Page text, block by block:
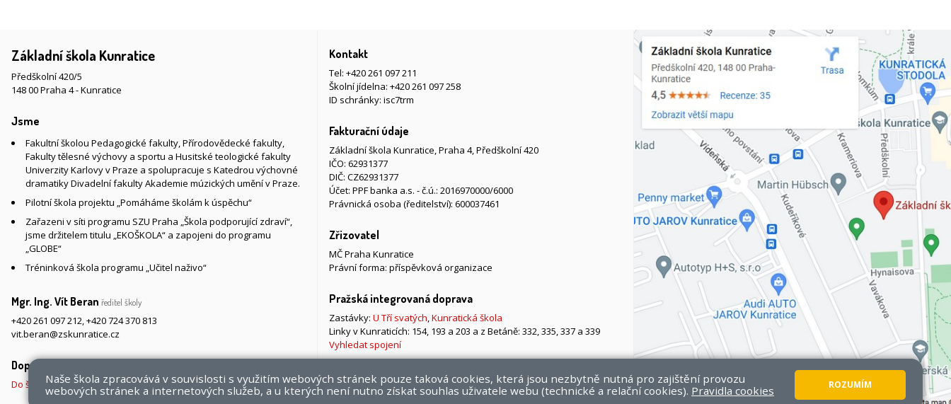
Základní škola Kunratice
Předškolní 420/5
148 00 Praha 4 - Kunratice
Jsme
Fakultní školou Pedagogické fakulty, Přírodovědecké fakulty,
Fakulty tělesné výchovy a sportu a Husitské teologické fakulty
Univerzity Karlovy v Praze a spolupracuje s Katedrou výchovné
dramatiky Divadelní fakulty Akademie múzických umění v Praze.
Pilotní škola projektu „Pomáháme školám k úspěchu“
Zařazeni v síti programu SZU Praha „Škola podporující zdraví“,
jsme držitelem titulu „EKOŠKOLA“ a zapojeni do programu
„GLOBE“
Tréninková škola programu „Učitel naživo“
Mgr. Ing. Vít Beran ředitel školy
+420 261 097 212,+420 724 370 813
vit.beran@zskunratice.cz
Doprava do školy
Do školy pěšky, na kole nebo koloběžce, MHD, případně autem
Kontakt
Tel: +420 261 097 211
Školní jídelna: +420 261 097 258
ID schránky: isc7trm
Fakturační údaje
Základní škola Kunratice, Praha 4, Předškolní 420
IČO: 62931377
DIČ: CZ62931377
Účet: PPF banka a.s. - č.ú.: 2016970000/6000
Právnická osoba (ředitelství): 600037461
Zřizovatel
MČ Praha Kunratice
Právní forma: příspěvková organizace
Pražská integrovaná doprava
Zastávky: U Tří svatých,Kunratická škola
Linky v Kunraticích: 154, 193 a 203 a z Betáně: 332, 335, 337 a 339
Vyhledat spojení
Naše škola zpracovává v souvislosti s využitím webových stránek pouze taková cookies, která jsou nezbytně nutná pro zajištění provozu
webových stránek a internetových služeb, a u kterých není nutno získat souhlas uživatele webu (technické a relační cookies). Pravidla cookies ROZUMÍM